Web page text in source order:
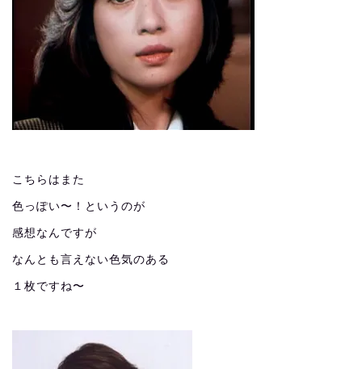
こちらはまた
色っぽい〜！というのが
感想なんですが
なんとも言えない色気のある
１枚ですね〜